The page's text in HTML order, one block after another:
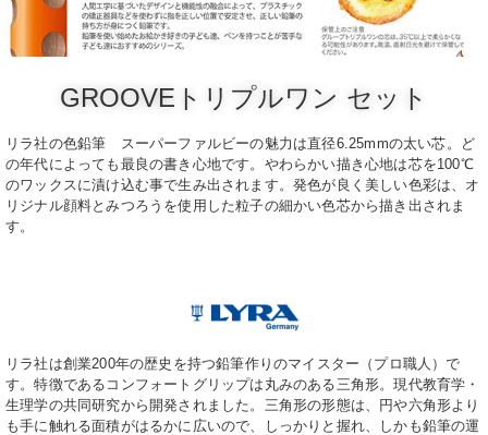
GROOVEトリプルワン セット
リラ社の色鉛筆 スーパーファルビーの魅力は直径6.25mmの太い芯。ど
の年代によっても最良の書き心地です。やわらかい描き心地は芯を100℃
のワックスに漬け込む事で生み出されます。発色が良く美しい色彩は、オ
リジナル顔料とみつろうを使用した粒子の細かい色芯から描き出されま
す。
リラ社は創業200年の歴史を持つ鉛筆作りのマイスター（プロ職人）で
す。特徴であるコンフォートグリップは丸みのある三角形。現代教育学・
生理学の共同研究から開発されました。三角形の形態は、円や六角形より
も手に触れる面積がはるかに広いので、しっかりと握れ、しかも鉛筆の運